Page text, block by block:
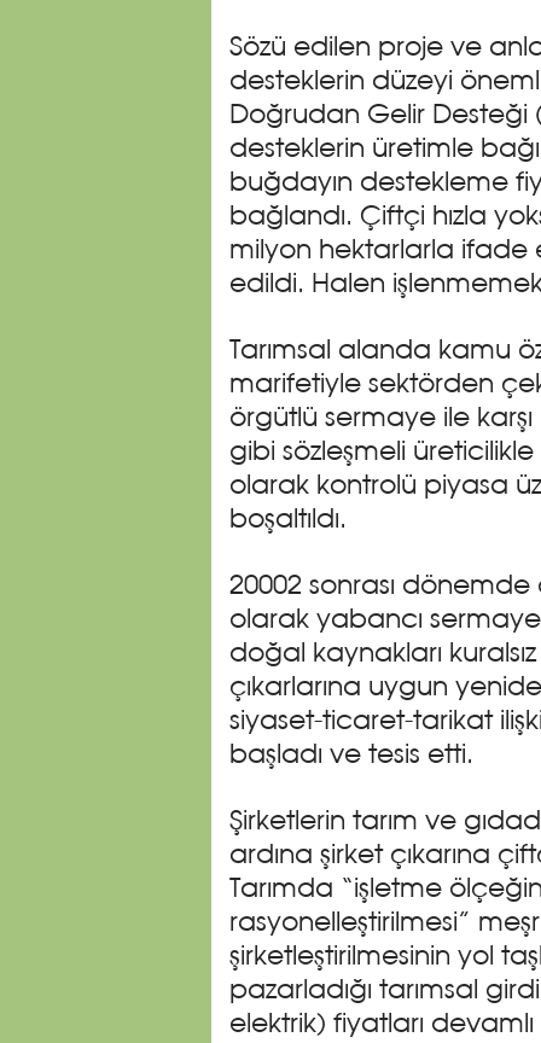
Sözü edilen proje ve
desteklerin düzeyi
Doğrudan Gelir Desteği
desteklerin üretimle
buğdayın destekleme
bağlandı. Çiftçi hızla
milyon hektarlarla ifade
edildi. Halen
Tarımsal alanda kamu
marifetiyle sektörden
örgütlü sermaye ile karşı
gibi sözleşmeli
olarak kontrolü piyasa
boşaltıldı.
20002 sonrası dönemde
olarak yabancı
doğal kaynakları
çıkarlarına uygun
siyaset-ticaret-tarikat
başladı ve tesis etti.
Şirketlerin tarım ve
ardına şirket çıkarına
Tarımda “işletme
rasyonelleştirilmesi”
şirketleştirilmesinin yol
pazarladığı tarımsal
elektrik) fiyatları